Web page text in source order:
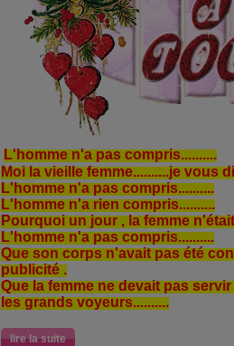
L'homme n'a pas compris..........
Moi la vieille femme..........je vous
L'homme n'a pas compris..........
L'homme n'a rien compris..........
Pourquoi un jour , la femme
L'homme n'a pas compris..........
Que son corps n'avait pas été
publicité .
Que la femme ne devait pas
les grands voyeurs..........
lire la suite